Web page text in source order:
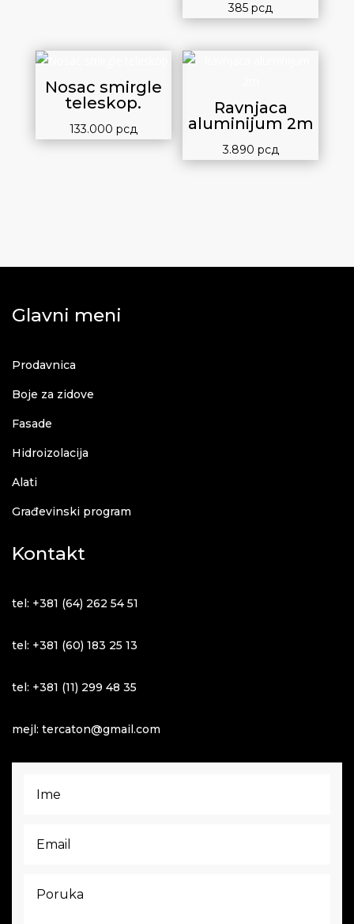
385рсд
Nosac smirgle
teleskop.
133.000 рсд
Ravnjaca
aluminijum 2m
3.890 рсд
Glavni meni
Prodavnica
Boje za zidove
Fasade
Hidroizolacija
Alati
Građevinski program
Kontakt
tel: +381 (64) 262 54 51
tel: +381 (60) 183 25 13
tel: +381 (11) 299 48 35
mejl: tercaton@gmail.com